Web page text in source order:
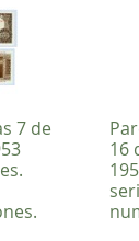
7 de
16